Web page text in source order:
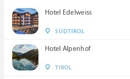
Hotel Edelweiss
SÜDTIROL
Hotel Alpenhof
TIROL